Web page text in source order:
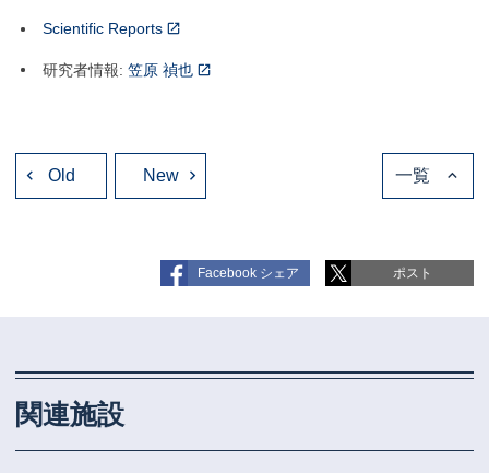
Scientific Reports
研究者情報:笠原 禎也
投
Old New 一覧
Facebook シェア ポスト
関連施設